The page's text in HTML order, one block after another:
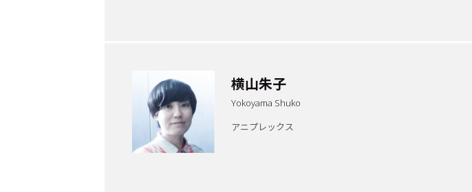
連載一覧 Series
Cocotameとは About
横山朱子
Yokoyama Shuko
アニプレックス